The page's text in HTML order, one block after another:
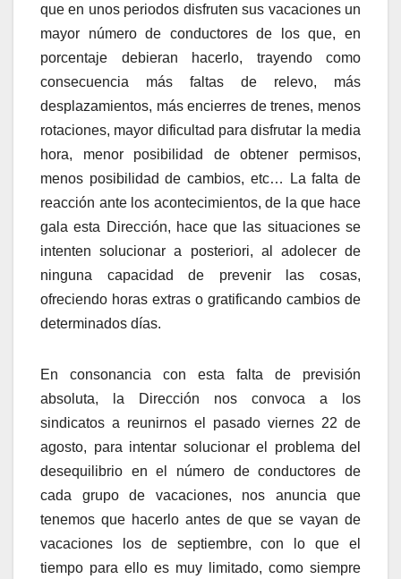
que en unos periodos disfruten sus vacaciones un
mayor número de conductores de los que, en
porcentaje debieran hacerlo, trayendo como
consecuencia más faltas de relevo, más
desplazamientos, más encierres de trenes, menos
rotaciones, mayor dificultad para disfrutar la media
hora, menor posibilidad de obtener permisos,
menos posibilidad de cambios, etc… La falta de
reacción ante los acontecimientos, de la que hace
gala esta Dirección, hace que las situaciones se
intenten solucionar a posteriori, al adolecer de
ninguna capacidad de prevenir las cosas,
ofreciendo horas extras o gratificando cambios de
determinados días.
En consonancia con esta falta de previsión
absoluta, la Dirección nos convoca a los
sindicatos a reunirnos el pasado viernes 22 de
agosto, para intentar solucionar el problema del
desequilibrio en el número de conductores de
cada grupo de vacaciones, nos anuncia que
tenemos que hacerlo antes de que se vayan de
vacaciones los de septiembre, con lo que el
tiempo para ello es muy limitado, como siempre